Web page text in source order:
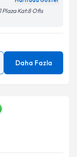
Plaza Kat:8 Ofis
Daha Fazla